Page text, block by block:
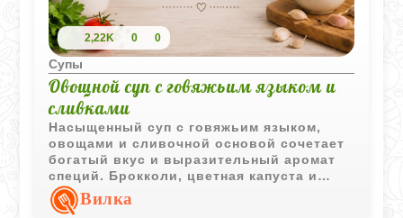
2,22K 0 0
Супы
Овощной суп с говяжьим языком и
сливками
Насыщенный суп с говяжьим языком,
овощами и сливочной основой сочетает
богатый вкус и выразительный аромат
специй. Брокколи, цветная капуста и
белое вино делают блюдо особенно
интересным и многогранным.
Вилка